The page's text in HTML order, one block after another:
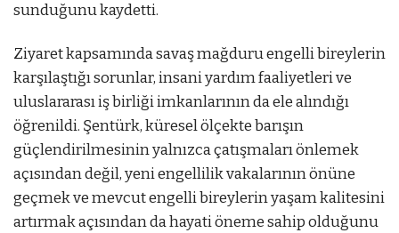
sunduğunu kaydetti.
Ziyaret kapsamında savaş mağduru engelli bireylerin
karşılaştığı sorunlar, insani yardım faaliyetleri ve
uluslararası iş birliği imkanlarının da ele alındığı
öğrenildi. Şentürk, küresel ölçekte barışın
güçlendirilmesinin yalnızca çatışmaları önlemek
açısından değil, yeni engellilik vakalarının önüne
geçmek ve mevcut engelli bireylerin yaşam kalitesini
artırmak açısından da hayati öneme sahip olduğunu